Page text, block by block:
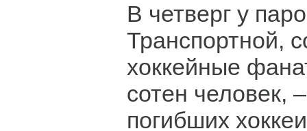
В четверг у
Транспортной,
хоккейные
сотен человек,
погибших